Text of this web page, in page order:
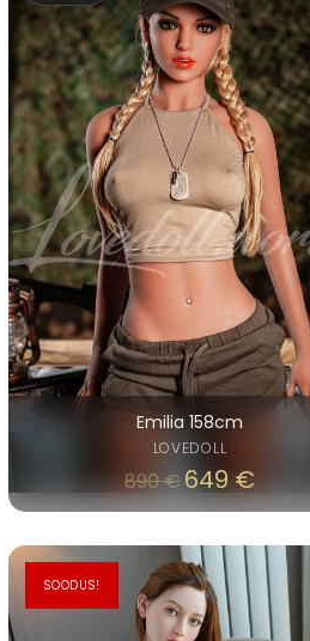
Emilia 158cm
LOVEDOLL
890€ Algne
hind
oli:
890 €.
649€Praegune
hind
on:
649 €.
SOODUS!